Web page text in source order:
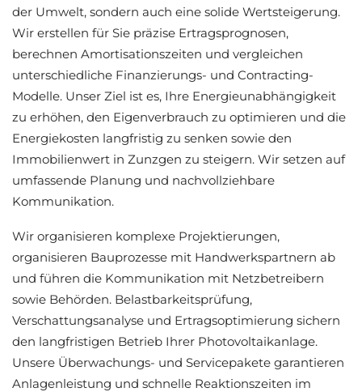
der Umwelt, sondern auch eine solide Wertsteigerung.
Wir erstellen für Sie präzise Ertragsprognosen,
berechnen Amortisationszeiten und vergleichen
unterschiedliche Finanzierungs- und Contracting-
Modelle. Unser Ziel ist es, Ihre Energieunabhängigkeit
zu erhöhen, den Eigenverbrauch zu optimieren und die
Energiekosten langfristig zu senken sowie den
Immobilienwert in Zunzgen zu steigern. Wir setzen auf
umfassende Planung und nachvollziehbare
Kommunikation.
Wir organisieren komplexe Projektierungen,
organisieren Bauprozesse mit Handwerkspartnern ab
und führen die Kommunikation mit Netzbetreibern
sowie Behörden. Belastbarkeitsprüfung,
Verschattungsanalyse und Ertragsoptimierung sichern
den langfristigen Betrieb Ihrer Photovoltaikanlage.
Unsere Überwachungs- und Servicepakete garantieren
Anlagenleistung und schnelle Reaktionszeiten im